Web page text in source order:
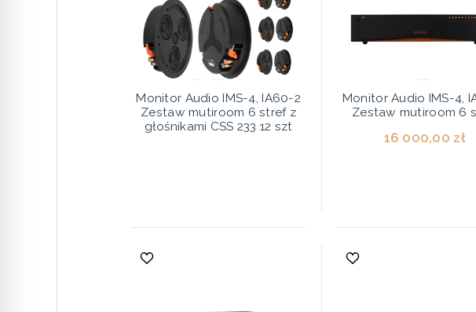
Monitor Audio IMS-4, IA60-2
Zestaw mutiroom 6 stref z
głośnikami CSS 233 12 szt
Monitor Audio IMS-4,
Zestaw mutiroom 6
16 000,00 zł